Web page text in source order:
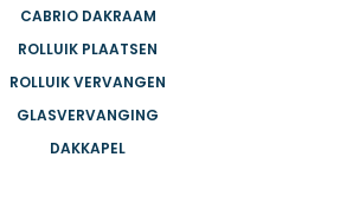
CABRIO DAKRAAM
ROLLUIK PLAATSEN
ROLLUIK VERVANGEN
GLASVERVANGING
DAKKAPEL